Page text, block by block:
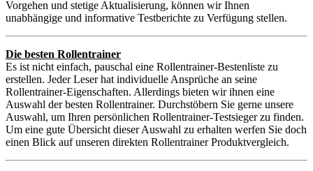
Vorgehen und stetige Aktualisierung, können wir Ihnen
unabhängige und informative Testberichte zu Verfügung stellen.
Die besten Rollentrainer
Es ist nicht einfach, pauschal eine Rollentrainer-Bestenliste zu
erstellen. Jeder Leser hat individuelle Ansprüche an seine
Rollentrainer-Eigenschaften. Allerdings bieten wir ihnen eine
Auswahl der besten Rollentrainer. Durchstöbern Sie gerne unsere
Auswahl, um Ihren persönlichen Rollentrainer-Testsieger zu finden.
Um eine gute Übersicht dieser Auswahl zu erhalten werfen Sie doch
einen Blick auf unseren direkten Rollentrainer Produktvergleich.